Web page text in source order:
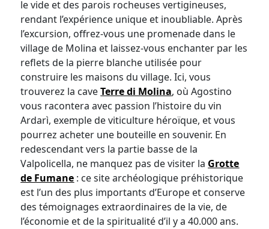
le vide et des parois rocheuses vertigineuses,
rendant l’expérience unique et inoubliable. Après
l’excursion, offrez-vous une promenade dans le
village de Molina et laissez-vous enchanter par les
reflets de la pierre blanche utilisée pour
construire les maisons du village. Ici, vous
trouverez la caveTerre di Molina, où Agostino
vous racontera avec passion l’histoire du vin
Ardarì, exemple de viticulture héroïque, et vous
pourrez acheter une bouteille en souvenir. En
redescendant vers la partie basse de la
Valpolicella, ne manquez pas de visiter la Grotte
de Fumane : ce site archéologique préhistorique
est l’un des plus importants d’Europe et conserve
des témoignages extraordinaires de la vie, de
l’économie et de la spiritualité d’il y a 40.000 ans.